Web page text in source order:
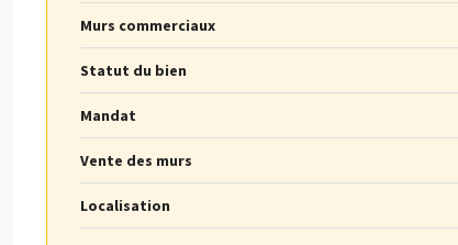
Murs commerciaux
Statut du bien
Mandat
Vente des murs
Localisation